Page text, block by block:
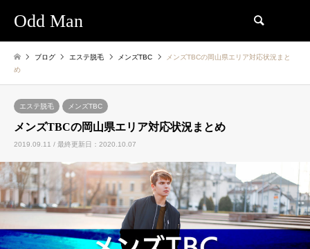
Odd Man
ブログ エステ脱毛 メンズTBC
メンズTBCの岡山県エリア対応状況まと
め
エステ脱毛 メンズTBC
メンズTBCの岡山県エリア対応状況まとめ
2019.09.11 / 最終更新日：2020.10.07